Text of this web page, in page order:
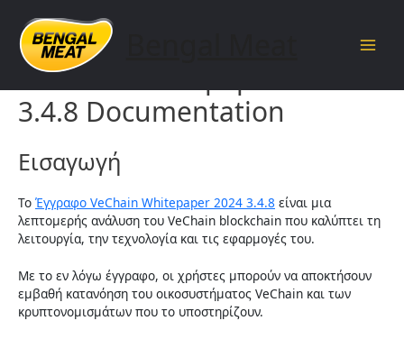
content
VeChain Whitepaper 2024
3.4.8 Documentation
Εισαγωγή
Το Έγγραφο VeChain Whitepaper 2024 3.4.8 είναι μια
λεπτομερής ανάλυση του VeChain blockchain που καλύπτει τη
λειτουργία, την τεχνολογία και τις εφαρμογές του.
Με το εν λόγω έγγραφο, οι χρήστες μπορούν να αποκτήσουν
εμβαθή κατανόηση του οικοσυστήματος VeChain και των
κρυπτονομισμάτων που το υποστηρίζουν.